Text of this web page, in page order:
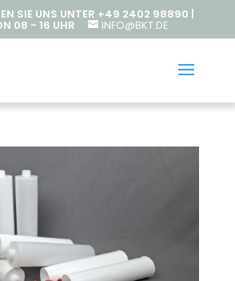
SIE UNS UNTER +49 2402 98890 |
08 - 16 UHR INFO@BKT.DE